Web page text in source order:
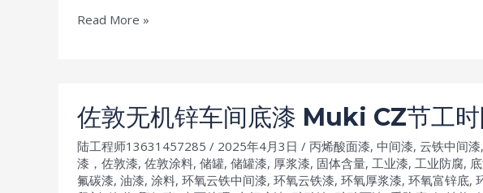
好
佐
族
聚
氨
酯
Read More »
佐敦无机锌车间底漆 Muki CZ节工
陆工程师13631457285 / 2025年4月3日 / 丙烯酸面漆, 中间漆, 云铁中间漆,
漆，佐敦漆, 佐敦涂料, 储罐, 储罐漆, 厚浆漆, 固体含量, 工业漆, 工业防腐,
氟碳漆, 油漆, 涂料, 环氧云铁中间漆, 环氧云铁漆, 环氧厚浆漆, 环氧富锌底,